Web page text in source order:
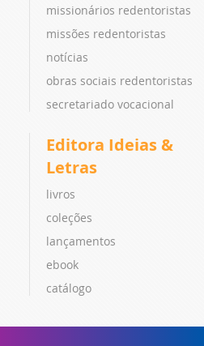
missionários redentoristas
missões redentoristas
notícias
obras sociais redentoristas
secretariado vocacional
Editora Ideias &
Letras
livros
coleções
lançamentos
ebook
catálogo